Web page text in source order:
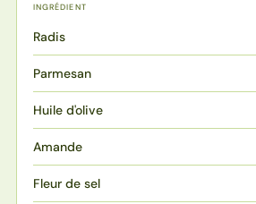
INGRÉDIENT
Radis
Parmesan
Huile d'olive
Amande
Fleur de sel